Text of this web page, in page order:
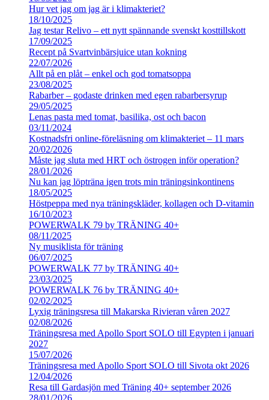
Hur vet jag om jag är i klimakteriet?
18/10/2025
Jag testar Relivo – ett nytt spännande svenskt kosttillskott
17/09/2025
Recept på Svartvinbärsjuice utan kokning
22/07/2026
Allt på en plåt – enkel och god tomatsoppa
23/08/2025
Rabarber – godaste drinken med egen rabarbersyrup
29/05/2025
Lenas pasta med tomat, basilika, ost och bacon
03/11/2024
Kostnadsfri online-föreläsning om klimakteriet – 11 mars
20/02/2026
Måste jag sluta med HRT och östrogen inför operation?
28/01/2026
Nu kan jag löpträna igen trots min träningsinkontinens
18/05/2025
Höstpeppa med nya träningskläder, kollagen och D-vitamin
16/10/2023
POWERWALK 79 by TRÄNING 40+
08/11/2025
Ny musiklista för träning
06/07/2025
POWERWALK 77 by TRÄNING 40+
23/03/2025
POWERWALK 76 by TRÄNING 40+
02/02/2025
Lyxig träningsresa till Makarska Rivieran våren 2027
02/08/2026
Träningsresa med Apollo Sport SOLO till Egypten i januari
2027
15/07/2026
Träningsresa med Apollo Sport SOLO till Sivota okt 2026
12/04/2026
Resa till Gardasjön med Träning 40+ september 2026
28/01/2026